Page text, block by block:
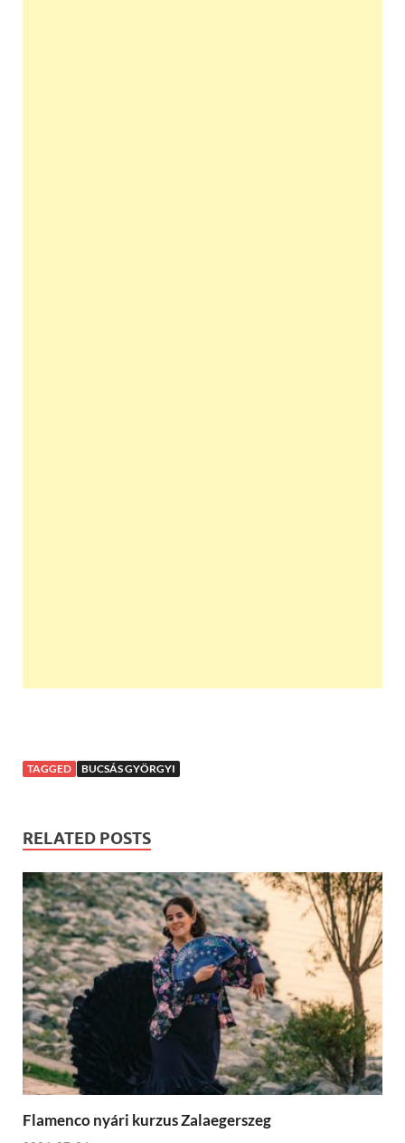
TAGGED BUCSÁS GYÖRGYI
RELATED POSTS
Flamenco nyári kurzus Zalaegerszeg